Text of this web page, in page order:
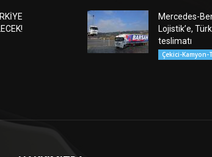
Mercedes-
Lojistik’e,
teslimatı
Çekici-Kamyon-